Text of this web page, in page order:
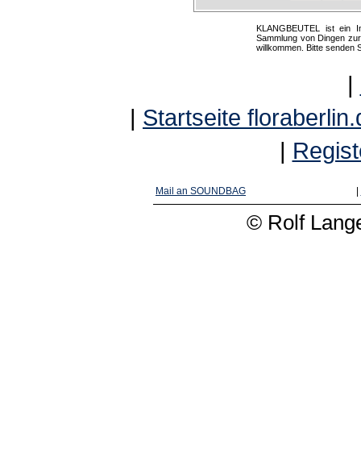
KLANGBEUTEL ist ein
Sammlung von Dingen
willkommen. Bitte senden
|
| Startseite
|
Mail an SOUNDBAG
© Rolf